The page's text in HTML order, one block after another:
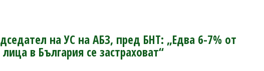
на УС на АБЗ, пред БНТ: „Едва 6-7% от
в България се застраховат“